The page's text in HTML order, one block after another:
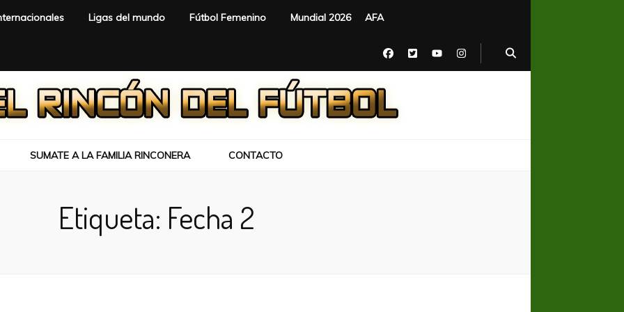
Ligas del mundo Fútbol Femenino Mundial 2026 AFA
SUMATE A LA FAMILIA RINCONERA CONTACTO
Etiqueta: Fecha 2